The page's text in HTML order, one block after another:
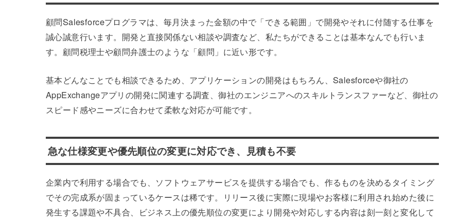
顧問Salesforceプログラマは、毎月決まった金額の中で「できる範囲」で開発やそれに付随する仕事を
誠心誠意行います。開発と直接関係ない相談や調査など、私たちができることは基本なんでも行いま
す。顧問税理士や顧問弁護士のような「顧問」に近い形です。
基本どんなことでも相談できるため、アプリケーションの開発はもちろん、Salesforceや御社の
AppExchangeアプリの開発に関連する調査、御社のエンジニアへのスキルトランスファーなど、御社の
スピード感やニーズに合わせて柔軟な対応が可能です。
急な仕様変更や優先順位の変更に対応でき、見積も不要
企業内で利用する場合でも、ソフトウェアサービスを提供する場合でも、作るものを決めるタイミング
でその完成系が固まっているケースは稀です。リリース後に実際に現場やお客様に利用され始めた後に
発生する課題や不具合、ビジネス上の優先順位の変更により開発や対応しする内容は刻一刻と変化して